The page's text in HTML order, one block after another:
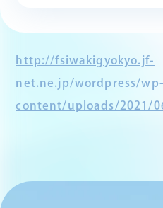
http://fsiwakigyokyo.jf-
net.ne.jp/wordpress/wp-
content/uploads/2021/